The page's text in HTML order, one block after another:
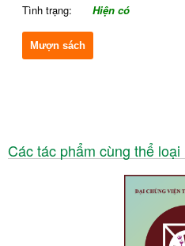
Tình trạng:
Hiện có
Mượn sách
Các tác phẩm cùng thể loại